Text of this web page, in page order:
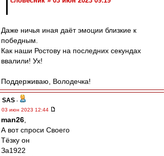
Даже ничья иная даёт эмоции близкие к
победным.
Как наши Ростову на последних секундах
ввалили! Ух!
Поддерживаю, Володечка!
SAS -
03 июн 2023 12:44
man26
А вот спроси Своего
Тёзку он
За1922